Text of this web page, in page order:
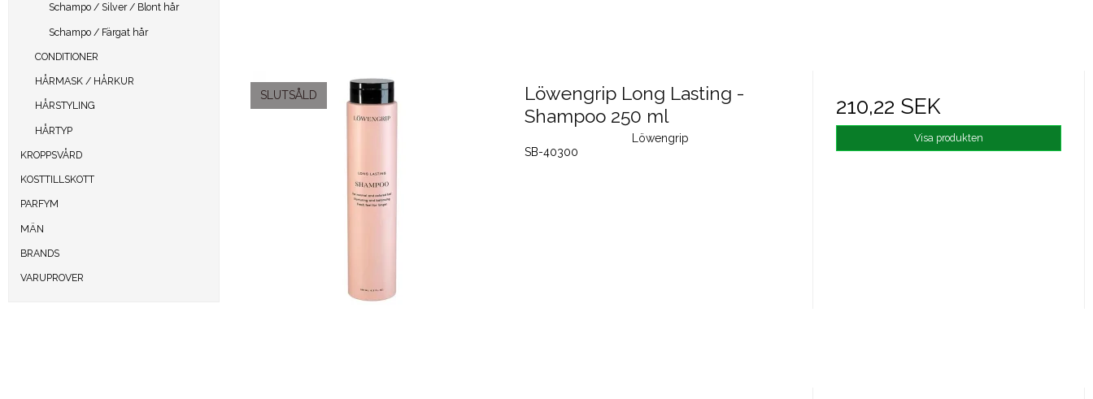
Schampo / Silver / Blont hår
Schampo / Färgat hår
CONDITIONER
HÅRMASK / HÅRKUR
HÅRSTYLING
HÅRTYP
KROPPSVÅRD
KOSTTILLSKOTT
PARFYM
MÄN
BRANDS
VARUPROVER
SLUTSÅLD
Löwengrip Long Lasting -
Shampoo 250 ml
Löwengrip
SB-40300
210,22 SEK
Visa produkten